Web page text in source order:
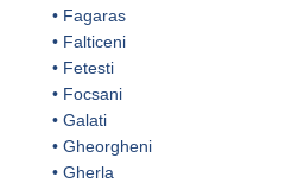
• Fagaras
• Falticeni
• Fetesti
• Focsani
• Galati
• Gheorgheni
• Gherla